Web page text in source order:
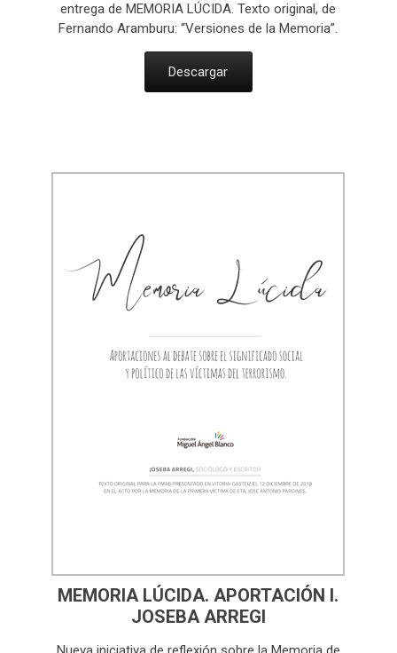
entrega de MEMORIA LÚCIDA. Texto original, de
Fernando Aramburu: “Versiones de la Memoria”.
Descargar
MEMORIA LÚCIDA. APORTACIÓN I.
JOSEBA ARREGI